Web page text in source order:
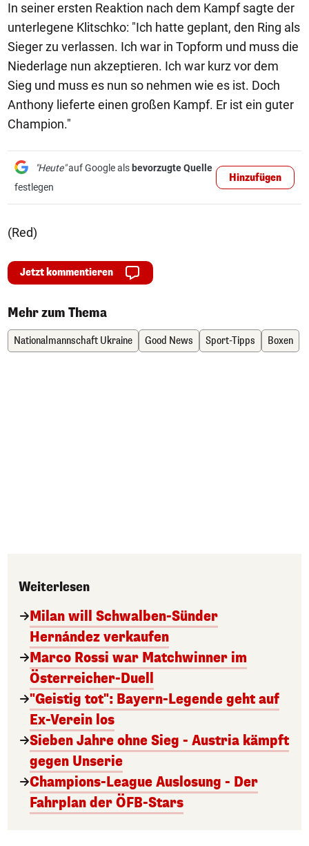
In seiner ersten Reaktion nach dem Kampf sagte der
unterlegene Klitschko: "Ich hatte geplant, den Ring als
Sieger zu verlassen. Ich war in Topform und muss die
Niederlage nun akzeptieren. Ich war kurz vor dem
Sieg und muss es nun so nehmen wie es ist. Doch
Anthony lieferte einen großen Kampf. Er ist ein guter
Champion."
"Heute"auf Google als bevorzugte Quelle
festlegen
Hinzufügen
(Red)
Jetzt kommentieren
Mehr zum Thema
Nationalmannschaft Ukraine Good News Sport-Tipps Boxen
Weiterlesen
Milan will Schwalben-Sünder
Hernández verkaufen
Marco Rossi war Matchwinner im
Österreicher-Duell
"Geistig tot": Bayern-Legende geht auf
Ex-Verein los
Sieben Jahre ohne Sieg - Austria kämpft
gegen Unserie
Champions-League Auslosung - Der
Fahrplan der ÖFB-Stars